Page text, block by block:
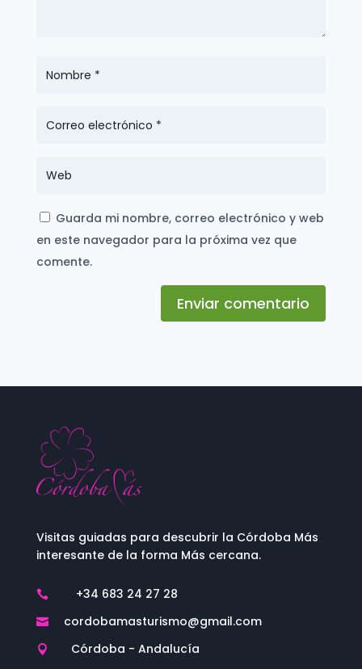
Guarda mi nombre, correo electrónico y web
en este navegador para la próxima vez que
comente.
Enviar comentario
Visitas guiadas para descubrir la Córdoba Más
interesante de la forma Más cercana.
 +34 683 24 27 28
 cordobamasturismo@gmail.com
 Córdoba - Andalucía